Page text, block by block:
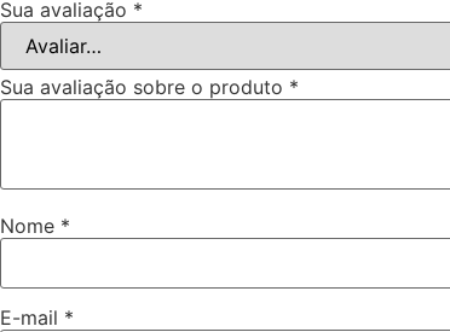
Sua avaliação *
Sua avaliação sobre o produto *
Nome *
E-mail *